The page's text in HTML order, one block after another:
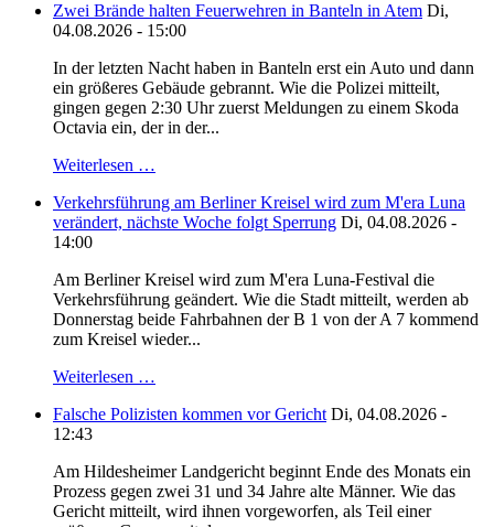
Zwei Brände halten Feuerwehren in Banteln in Atem Di,
04.08.2026 - 15:00
In der letzten Nacht haben in Banteln erst ein Auto und dann
ein größeres Gebäude gebrannt. Wie die Polizei mitteilt,
gingen gegen 2:30 Uhr zuerst Meldungen zu einem Skoda
Octavia ein, der in der...
Weiterlesen …
Verkehrsführung am Berliner Kreisel wird zum M'era Luna
verändert, nächste Woche folgt Sperrung Di, 04.08.2026 -
14:00
Am Berliner Kreisel wird zum M'era Luna-Festival die
Verkehrsführung geändert. Wie die Stadt mitteilt, werden ab
Donnerstag beide Fahrbahnen der B 1 von der A 7 kommend
zum Kreisel wieder...
Weiterlesen …
Falsche Polizisten kommen vor Gericht Di, 04.08.2026 -
12:43
Am Hildesheimer Landgericht beginnt Ende des Monats ein
Prozess gegen zwei 31 und 34 Jahre alte Männer. Wie das
Gericht mitteilt, wird ihnen vorgeworfen, als Teil einer